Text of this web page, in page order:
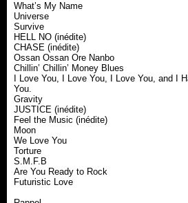
What’s My Name
Universe
Survive
HELL NO (inédite)
CHASE (inédite)
Ossan Ossan Ore Nanbo
Chillin’ Chillin’ Money Blues
I Love You, I Love You, I Love You, and I
You.
Gravity
JUSTICE (inédite)
Feel the Music (inédite)
Moon
We Love You
Torture
S.M.F.B
Are You Ready to Rock
Futuristic Love